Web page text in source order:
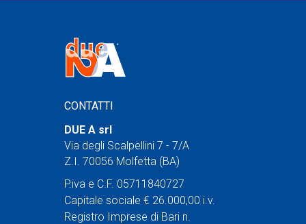
CONTATTI
DUE A srl
Via degli Scalpellini 7 - 7/A
Z.I. 70056 Molfetta (BA)
P.iva e C.F. 05711840727
Capitale sociale € 26.000,00 i.v.
Registro Imprese di Bari n.